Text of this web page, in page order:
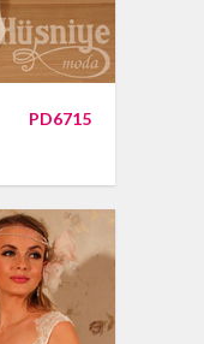
PD6715